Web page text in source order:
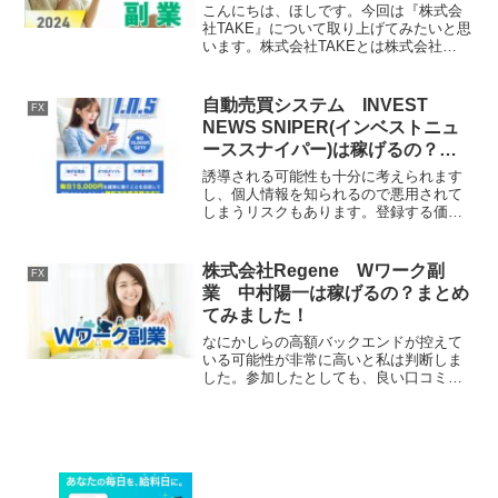
こんにちは、ほしです。今回は『株式会
社TAKE』について取り上げてみたいと思
います。株式会社TAKEとは株式会社
います！特定商取引法に基づく表記販売
社名株式会社TA...
FX
自動売買システム INVEST
NEWS SNIPER(インベストニュ
ーススナイパー)は稼げるの？ま
とめてみました！
誘導される可能性も十分に考えられます
し、個人情報を知られるので悪用されて
しまうリスクもあります。登録する価値
ーススナイパー)の登録はおすすめしませ
ん！
FX
株式会社Regene Wワーク副
業 中村陽一は稼げるの？まとめ
てみました！
なにかしらの高額バックエンドが控えて
いる可能性が非常に高いと私は判断しま
した。参加したとしても、良い口コミや